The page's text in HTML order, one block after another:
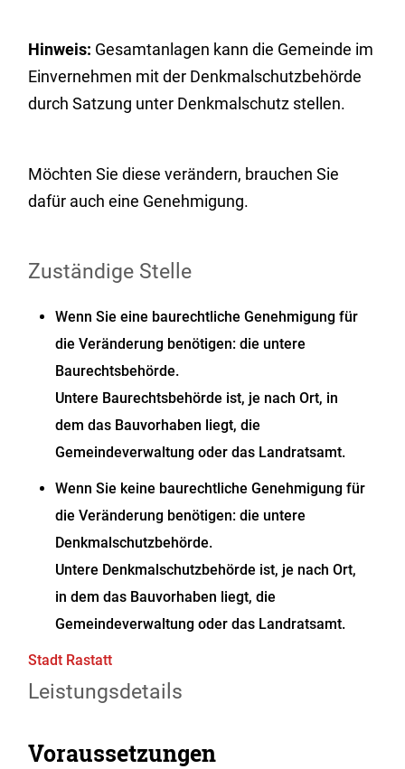
Hinweis: Gesamtanlagen kann die Gemeinde im
Einvernehmen mit der Denkmalschutzbehörde
durch Satzung unter Denkmal schutz stellen.
Möchten Sie diese verändern, brauchen Sie
dafür auch eine Genehmigung.
Zuständige Stelle
Wenn Sie eine baurechtliche Genehmigung für
die Veränderung benötigen: die untere
Baurechtsbehörde.
Untere Baurechtsbehörde ist, je nach Ort, in
dem das Bauvorhaben liegt, die
Gemeindeverwaltung oder das Landratsamt.
Wenn Sie keine baurechtliche Genehmigung für
die Veränderung benötigen: die untere
Denkmalschutzbehörde.
Untere Denkmalschutzbehörde ist, je nach Ort,
in dem das Bauvorhaben liegt, die
Gemeindeverwaltung oder das Landratsamt.
Stadt Rastatt
Leistungsdetails
Voraussetzungen